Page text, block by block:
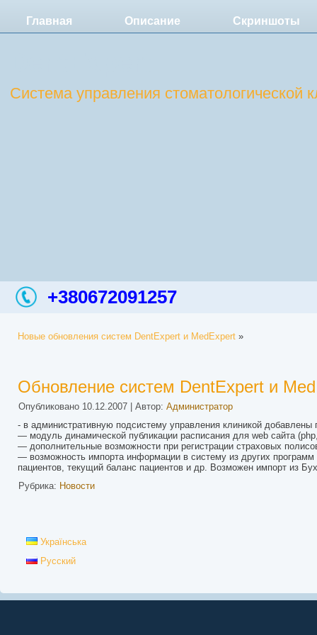
Главная Описание Скриншоты
Система управления стоматологической
+380672091257
Новые обновления систем DentExpert и MedExpert »
Обновление систем DentExpert и
Опубликовано 10.12.2007 Автор: Администратор
- в административную подсистему управления клиникой
— модуль динамической публикации расписания для web сайта
— дополнительные возможности при регистрации страховых
— возможность импорта информации в систему из других
пациентов, текущий баланс пациентов и др. Возможен импорт из
Рубрика: Новости
Українська
Русский